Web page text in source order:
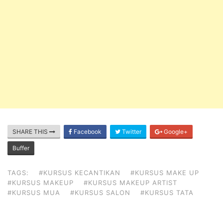
SHARE THIS Facebook Twitter Google+
Buffer
TAGS: #KURSUS KECANTIKAN
#KURSUS MAKE UP
#KURSUS MAKEUP
#KURSUS MAKEUP ARTIST
#KURSUS MUA
#KURSUS SALON
#KURSUS TATA